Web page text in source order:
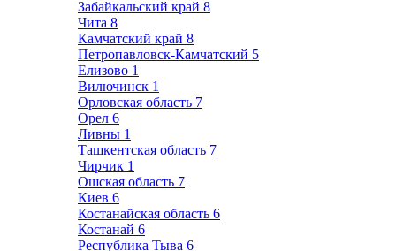
Забайкальский край 8
Чита 8
Камчатский край 8
Петропавловск-Камчатский 5
Елизово 1
Вилючинск 1
Орловская область 7
Орел 6
Ливны 1
Ташкентская область 7
Чирчик 1
Ошская область 7
Киев 6
Костанайская область 6
Костанай 6
Республика Тыва 6